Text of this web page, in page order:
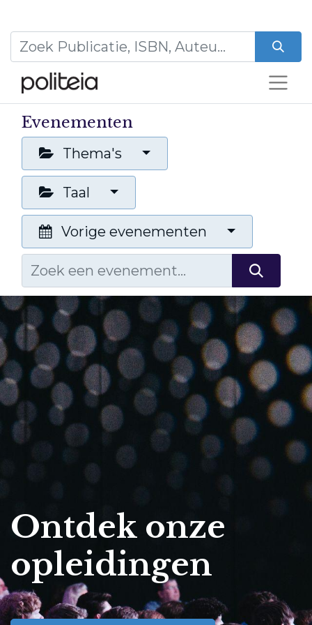
Evenementen
Thema's
Taal
Vorige evenementen
Ontdek onze
opleidingen